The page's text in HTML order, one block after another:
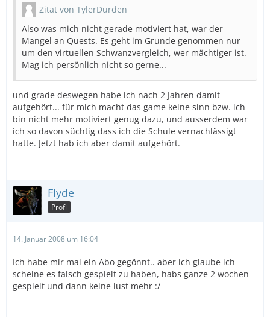
Zitat von TylerDurden
Also was mich nicht gerade motiviert hat, war der
Mangel an Quests. Es geht im Grunde genommen nur
um den virtuellen Schwanzvergleich, wer mächtiger ist.
Mag ich persönlich nicht so gerne...
und grade deswegen habe ich nach 2 Jahren damit
aufgehört... für mich macht das game keine sinn bzw. ich
bin nicht mehr motiviert genug dazu, und ausserdem war
ich so davon süchtig dass ich die Schule vernachlässigt
hatte. Jetzt hab ich aber damit aufgehört.
Flyde
Profi
14. Januar 2008 um 16:04
Ich habe mir mal ein Abo gegönnt.. aber ich glaube ich
scheine es falsch gespielt zu haben, habs ganze 2 wochen
gespielt und dann keine lust mehr :/